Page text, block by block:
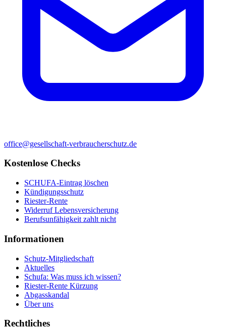
office@gesellschaft-verbraucherschutz.de
Kostenlose Checks
SCHUFA-Eintrag löschen
Kündigungsschutz
Riester-Rente
Widerruf Lebensversicherung
Berufsunfähigkeit zahlt nicht
Informationen
Schutz-Mitgliedschaft
Aktuelles
Schufa: Was muss ich wissen?
Riester-Rente Kürzung
Abgasskandal
Über uns
Rechtliches